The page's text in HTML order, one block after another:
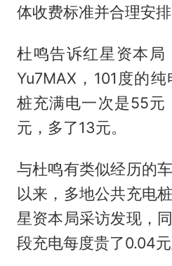
体收费标准并合理安排
杜鸣告诉红星资本局
Yu7MAX，101度的
桩充满电一次是55元
元，多了13元。
与杜鸣有类似经历的
以来，多地公共充电
星资本局采访发现，
段充电每度贵了0.04元